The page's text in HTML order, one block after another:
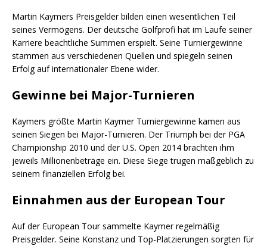
Martin Kaymers Preisgelder bilden einen wesentlichen Teil
seines Vermögens. Der deutsche Golfprofi hat im Laufe seiner
Karriere beachtliche Summen erspielt. Seine Turniergewinne
stammen aus verschiedenen Quellen und spiegeln seinen
Erfolg auf internationaler Ebene wider.
Gewinne bei Major-Turnieren
Kaymers größte Martin Kaymer Turniergewinne kamen aus
seinen Siegen bei Major-Turnieren. Der Triumph bei der PGA
Championship 2010 und der U.S. Open 2014 brachten ihm
jeweils Millionenbeträge ein. Diese Siege trugen maßgeblich zu
seinem finanziellen Erfolg bei.
Einnahmen aus der European Tour
Auf der European Tour sammelte Kaymer regelmäßig
Preisgelder. Seine Konstanz und Top-Platzierungen sorgten für